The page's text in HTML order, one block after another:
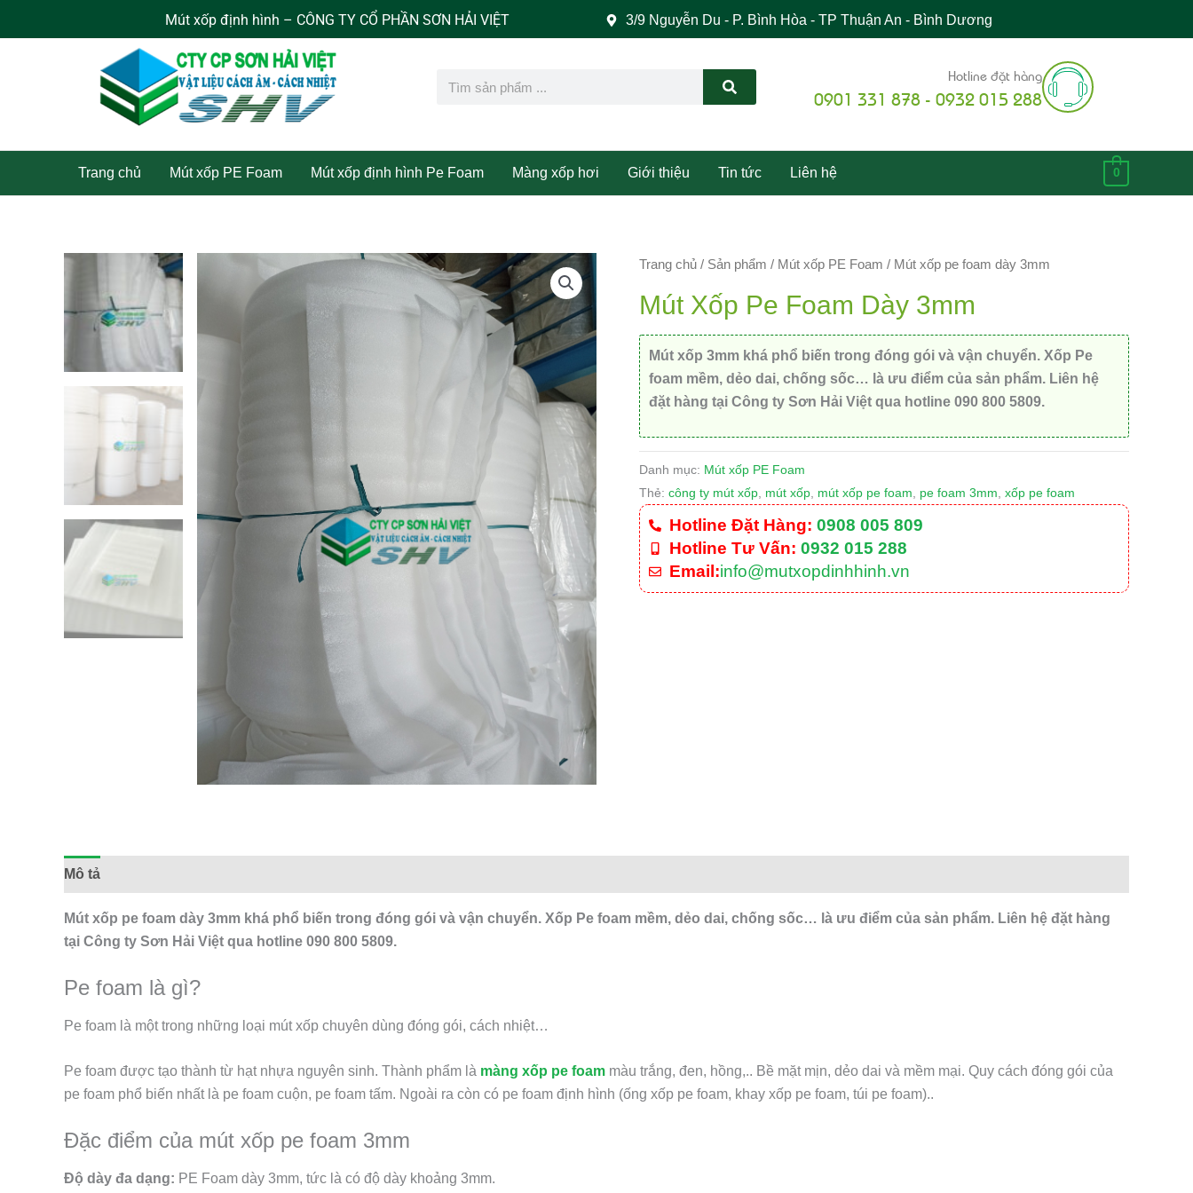
Mút xốp định hình – CÔNG TY CỔ PHẦN SƠN HẢI VIỆT 3/9 Nguyễn Du - P. Bình Hòa - TP Thuận An - Bình Dương
Search Hotline đặt hàng
0901 331 878 - 0932 015 288
Trang chủ Mút xốp PE Foam Mút xốp định hình Pe Foam Màng xốp hơi Giới thiệu Tin tức Liên hệ 0
Trang chủ / Sản phẩm / Mút xốp PE Foam / Mút xốp pe foam dày 3mm
Mút Xốp Pe Foam Dày 3mm
Mút xốp 3mm khá phổ biến trong đóng gói và vận chuyển. Xốp Pe
foam mềm, dẻo dai, chống sốc… là ưu điểm của sản phẩm. Liên hệ
đặt hàng tại Công ty Sơn Hải Việt qua hotline 090 800 5809.
Danh mục: Mút xốp PE Foam
Thẻ: công ty mút xốp mút xốp mút xốp pe foam pe foam 3mm xốp pe foam
Hotline Đặt Hàng: 0908 005 809
Hotline Tư Vấn: 0932 015 288
Email:info@mutxopdinhhinh.vn
Mô tả
Mút xốp pe foam dày 3mm khá phổ biến trong đóng gói và vận chuyển. Xốp Pe foam mềm, dẻo dai, chống sốc… là ưu điểm của sản phẩm. Liên hệ đặt hàng
tại Công ty Sơn Hải Việt qua hotline 090 800 5809.
Pe foam là gì?
Pe foam là một trong những loại mút xốp chuyên dùng đóng gói, cách nhiệt…
Pe foam được tạo thành từ hạt nhựa nguyên sinh. Thành phẩm là màng xốp pe foam màu trắng, đen, hồng,.. Bề mặt mịn, dẻo dai và mềm mại. Quy cách đóng gói của
pe foam phổ biến nhất là pe foam cuộn, pe foam tấm. Ngoài ra còn có pe foam định hình (ống xốp pe foam, khay xốp pe foam, túi pe foam)..
Đặc điểm của mút xốp pe foam 3mm
Độ dày đa dạng: PE Foam dày 3mm, tức là có độ dày khoảng 3mm.